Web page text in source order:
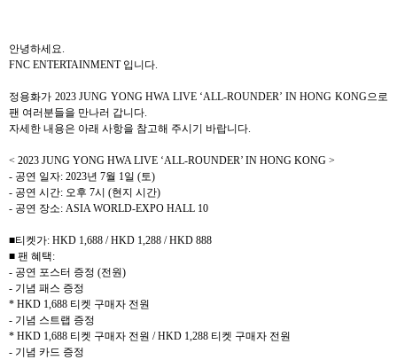
안녕하세요.
FNC ENTERTAINMENT 입니다.
정용화가 2023 JUNG YONG HWA LIVE ‘ALL-ROUNDER’ IN HONG KONG으로
팬 여러분들을 만나러 갑니다.
자세한 내용은 아래 사항을 참고해 주시기 바랍니다.
< 2023 JUNG YONG HWA LIVE ‘ALL-ROUNDER’ IN HONG KONG >
- 공연 일자: 2023년 7월 1일 (토)
- 공연 시간: 오후 7시 (현지 시간)
- 공연 장소: ASIA WORLD-EXPO HALL 10
■티켓가: HKD 1,688 / HKD 1,288 / HKD 888
■ 팬 혜택:
- 공연 포스터 증정 (전원)
- 기념 패스 증정
* HKD 1,688 티켓 구매자 전원
- 기념 스트랩 증정
* HKD 1,688 티켓 구매자 전원 / HKD 1,288 티켓 구매자 전원
- 기념 카드 증정